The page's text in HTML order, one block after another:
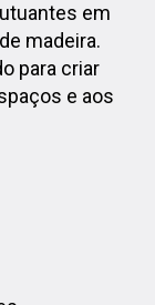
em
madeira.
para criar
e aos